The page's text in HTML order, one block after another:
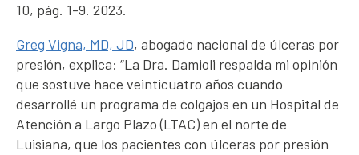
10, pág. 1-9. 2023.
Greg Vigna, MD, JD, abogado nacional de úlceras por
presión, explica: “La Dra. Damioli respalda mi opinión
que sostuve hace veinticuatro años cuando
desarrollé un programa de colgajos en un Hospital de
Atención a Largo Plazo (LTAC) en el norte de
Luisiana, que los pacientes con úlceras por presión